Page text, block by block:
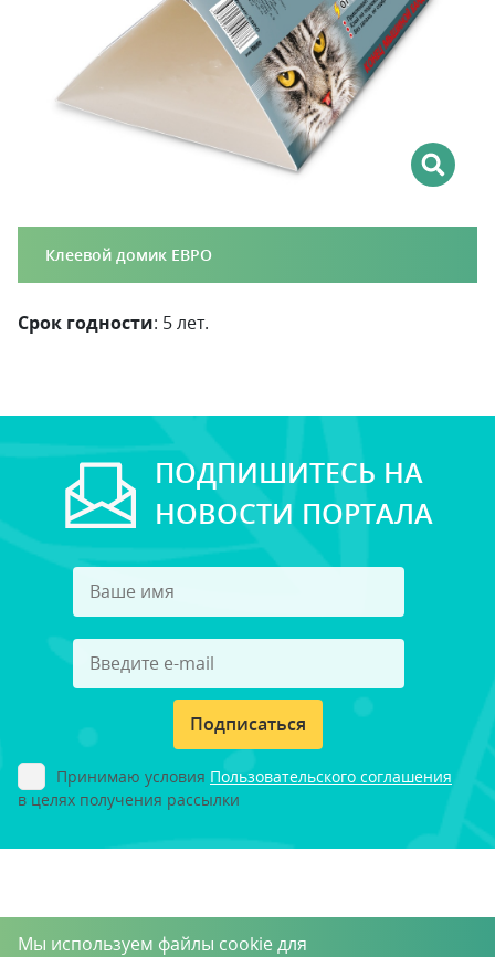
Клеевой домик ЕВРО
Срок годности: 5 лет.
ПОДПИШИТЕСЬ НА
НОВОСТИ ПОРТАЛА
Подписаться
Принимаю условия Пользовательского соглашения
в целях получения рассылки
Мы используем файлы cookie для